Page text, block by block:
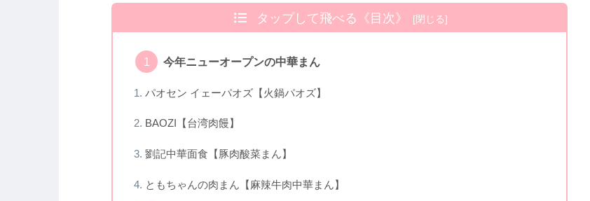
タップして飛べる《目次》
今年ニューオープンの中華まん
パオセン イェーパオズ【火鍋パオズ】
BAOZI【台湾肉饅】
劉記中華面食【豚肉酸菜まん】
ともちゃんの肉まん【麻辣牛肉中華まん】